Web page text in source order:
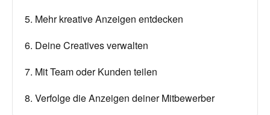
5. Mehr kreative Anzeigen entdecken
6. Deine Creatives verwalten
7. Mit Team oder Kunden teilen
8. Verfolge die Anzeigen deiner Mitbewerber